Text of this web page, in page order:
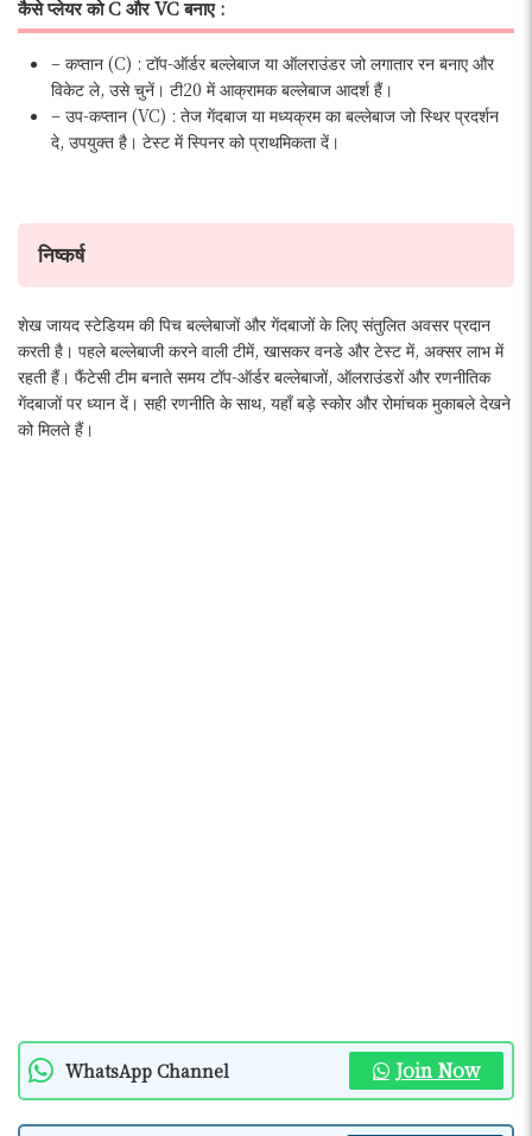
कैसे प्लेयर को C और VC बनाए :
– कप्तान (C) : टॉप-ऑर्डर बल्लेबाज या ऑलराउंडर जो लगातार रन बनाए और
विकेट ले, उसे चुनें। टी20 में आक्रामक बल्लेबाज आदर्श हैं।
– उप-कप्तान (VC) : तेज गेंदबाज या मध्यक्रम का बल्लेबाज जो स्थिर प्रदर्शन
दे, उपयुक्त है। टेस्ट में स्पिनर को प्राथमिकता दें।
निष्कर्ष
शेख जायद स्टेडियम की पिच बल्लेबाजों और गेंदबाजों के लिए संतुलित अवसर प्रदान
करती है। पहले बल्लेबाजी करने वाली टीमें, खासकर वनडे और टेस्ट में, अक्सर लाभ में
रहती हैं। फैंटेसी टीम बनाते समय टॉप-ऑर्डर बल्लेबाजों, ऑलराउंडरों और रणनीतिक
गेंदबाजों पर ध्यान दें। सही रणनीति के साथ, यहाँ बड़े स्कोर और रोमांचक मुकाबले देखने
को मिलते हैं।
WhatsApp Channel Join Now